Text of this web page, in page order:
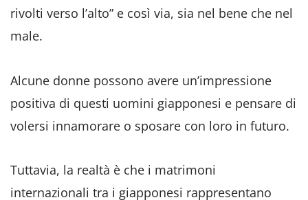
rivolti verso l’alto” e così via, sia nel bene che nel
male.
Alcune donne possono avere un’impressione
positiva di questi uomini giapponesi e pensare di
volersi innamorare o sposare con loro in futuro.
Tuttavia, la realtà è che i matrimoni
internazionali tra i giapponesi rappresentano